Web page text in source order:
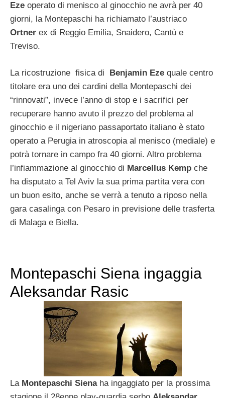
Eze operato di menisco al ginocchio ne avrà per 40
giorni, la Montepaschi ha richiamato l’austriaco
Ortner ex di Reggio Emilia, Snaidero, Cantù e
Treviso.
La ricostruzione fisica di Benjamin Eze quale centro
titolare era uno dei cardini della Montepaschi dei
“rinnovati”, invece l’anno di stop e i sacrifici per
recuperare hanno avuto il prezzo del problema al
ginocchio e il nigeriano passaportato italiano è stato
operato a Perugia in atroscopia al menisco (mediale) e
potrà tornare in campo fra 40 giorni. Altro problema
l’infiammazione al ginocchio di Marcellus Kemp che
ha disputato a Tel Aviv la sua prima partita vera con
un buon esito, anche se verrà a tenuto a riposo nella
gara casalinga con Pesaro in previsione delle trasferta
di Malaga e Biella.
Montepaschi Siena ingaggia
Aleksandar Rasic
La Montepaschi Sienaha ingaggiato per la prossima